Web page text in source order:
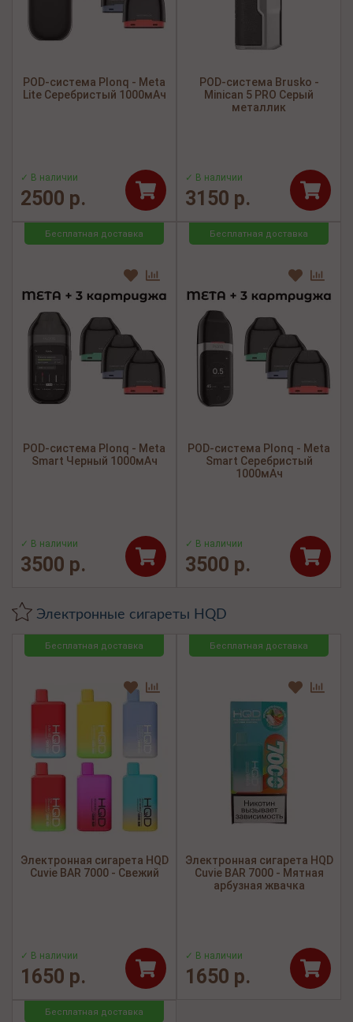
POD-система Plonq - Meta
Lite Серебристый 1000мАч
✓ В наличии
2500 р.
POD-система Brusko -
Minican 5 PRO Серый
металлик
✓ В наличии
3150 р.
Бесплатная доставка
POD-система Plonq - Meta
Smart Черный 1000мАч
✓ В наличии
3500 р.
Бесплатная доставка
POD-система Plonq - Meta
Smart Серебристый
1000мАч
✓ В наличии
3500 р.
Электронные сигареты HQD
Бесплатная доставка
Электронная сигарета HQD
Cuvie BAR 7000 - Свежий
✓ В наличии
1650 р.
Бесплатная доставка
Электронная сигарета HQD
Cuvie BAR 7000 - Мятная
арбузная жвачка
✓ В наличии
1650 р.
Бесплатная доставка